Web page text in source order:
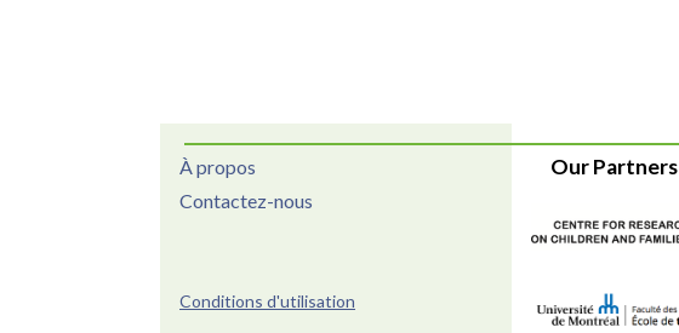
À propos
Contactez-nous
Conditions d'utilisation
Our Partners